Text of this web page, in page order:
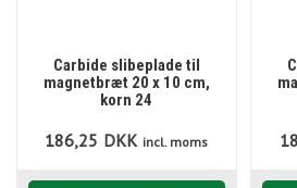
Carbide slibeplade til
magnetbræt 20 x 10 cm,
korn 24
186,25 DKK incl. moms